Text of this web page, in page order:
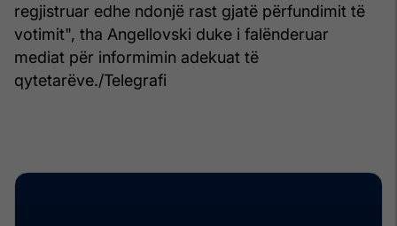
regjistruar edhe ndonjë rast gjatë përfundimit të
votimit", tha Angellovski duke i falënderuar
mediat për informimin adekuat të
qytetarëve./Telegrafi